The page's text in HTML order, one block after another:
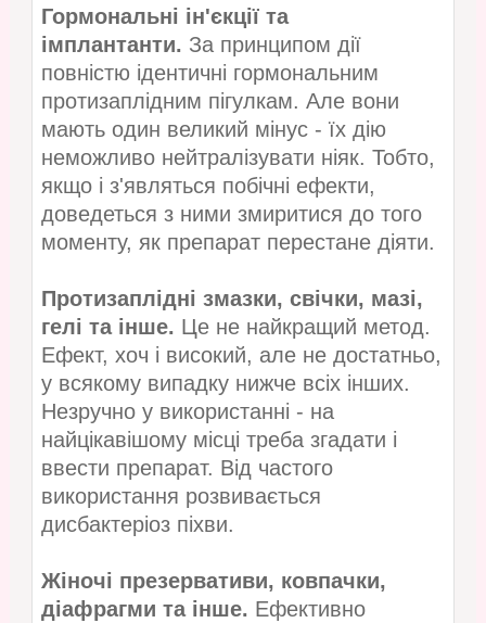
Гормональні ін'єкції та
імплантанти. За принципом дії
повністю ідентичні гормональним
протизаплідним пігулкам. Але вони
мають один великий мінус - їх дію
неможливо нейтралізувати ніяк. Тобто,
якщо і з'являться побічні ефекти,
доведеться з ними змиритися до того
моменту, як препарат перестане діяти.
Протизаплідні змазки, свічки, мазі,
гелі та інше. Це не найкращий метод.
Ефект, хоч і високий, але не достатньо,
у всякому випадку нижче всіх інших.
Незручно у використанні - на
найцікавішому місці треба згадати і
ввести препарат. Від частого
використання розвивається
дисбактеріоз піхви.
Жіночі презервативи, ковпачки,
діафрагми та інше. Ефективно